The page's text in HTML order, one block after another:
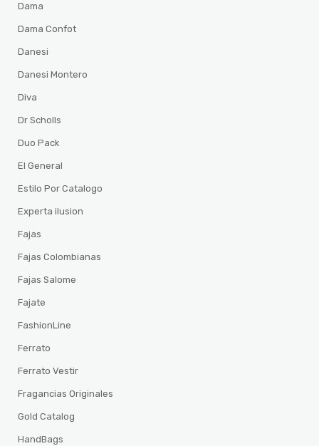
Dama
Dama Confot
Danesi
Danesi Montero
Diva
Dr Scholls
Duo Pack
El General
Estilo Por Catalogo
Experta ilusion
Fajas
Fajas Colombianas
Fajas Salome
Fajate
FashionLine
Ferrato
Ferrato Vestir
Fragancias Originales
Gold Catalog
HandBags